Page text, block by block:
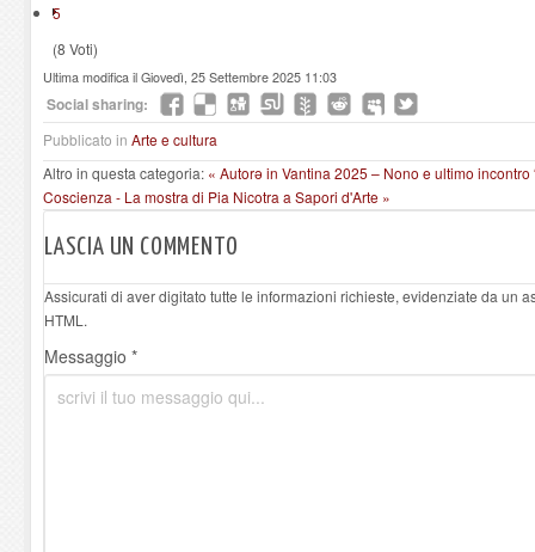
5
(8 Voti)
Ultima modifica il Giovedì, 25 Settembre 2025 11:03
Social sharing:
Pubblicato in Arte e cultura
Altro in questa categoria: « Autorə in Vantina 2025 – Nono e ultimo incontro
Coscienza - La mostra di Pia Nicotra a Sapori d'Arte »
LASCIA UN COMMENTO
Assicurati di aver digitato tutte le informazioni richieste, evidenziate da un
HTML.
Messaggio *